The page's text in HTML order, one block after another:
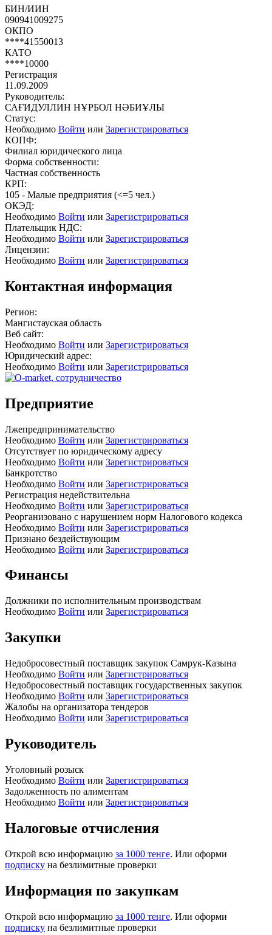
БИН/ИИН
090941009275
ОКПО
****41550013
КАТО
****10000
Регистрация
11.09.2009
Руководитель:
САҒИДУЛЛИН НҰРБОЛ НӘБИҰЛЫ
Статус:
Необходимо Войти или Зарегистрироваться
КОПФ:
Филиал юридического лица
Форма собственности:
Частная собственность
КРП:
105 - Малые предприятия (<=5 чел.)
ОКЭД:
Необходимо Войти или Зарегистрироваться
Плательщик НДС:
Необходимо Войти или Зарегистрироваться
Лицензии:
Необходимо Войти или Зарегистрироваться
Контактная информация
Регион:
Мангистауская область
Веб сайт:
Необходимо Войти или Зарегистрироваться
Юридический адрес:
Необходимо Войти или Зарегистрироваться
Предприятие
Лжепредпринимательство
Необходимо Войти или Зарегистрироваться
Отсутствует по юридическому адресу
Необходимо Войти или Зарегистрироваться
Банкротство
Необходимо Войти или Зарегистрироваться
Регистрация недействительна
Необходимо Войти или Зарегистрироваться
Реорганизовано с нарушением норм Налогового кодекса
Необходимо Войти или Зарегистрироваться
Признано бездействующим
Необходимо Войти или Зарегистрироваться
Финансы
Должники по исполнительным производствам
Необходимо Войти или Зарегистрироваться
Закупки
Недобросовестный поставщик закупок Самрук-Казына
Необходимо Войти или Зарегистрироваться
Недобросовестный поставщик государственных закупок
Необходимо Войти или Зарегистрироваться
Жалобы на организатора тендеров
Необходимо Войти или Зарегистрироваться
Руководитель
Уголовный розыск
Необходимо Войти или Зарегистрироваться
Задолженность по алиментам
Необходимо Войти или Зарегистрироваться
Налоговые отчисления
Открой всю информацию за 1000 тенге. Или оформи
подписку на безлимитные проверки
Информация по закупкам
Открой всю информацию за 1000 тенге. Или оформи
подписку на безлимитные проверки